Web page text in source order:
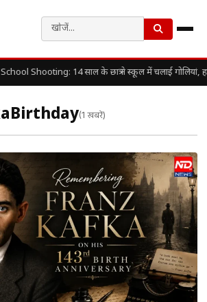
Shooting: 14 साल के छात्र ने स्कूल में चलाई गोलियां,
(1 खबरें)